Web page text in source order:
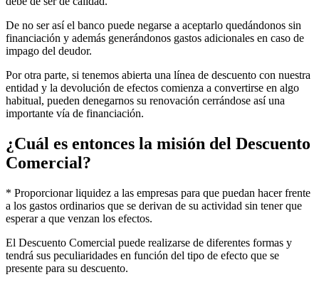
De no ser así el banco puede negarse a aceptarlo quedándonos sin
financiación y además generándonos gastos adicionales en caso de
impago del deudor.
Por otra parte, si tenemos abierta una línea de descuento con nuestra
entidad y la devolución de efectos comienza a convertirse en algo
habitual, pueden denegarnos su renovación cerrándose así una
importante vía de financiación.
¿Cuál es entonces la misión del Descuento
Comercial?
* Proporcionar liquidez a las empresas para que puedan hacer frente
a los gastos ordinarios que se derivan de su actividad sin tener que
esperar a que venzan los efectos.
El Descuento Comercial puede realizarse de diferentes formas y
tendrá sus peculiaridades en función del tipo de efecto que se
presente para su descuento.